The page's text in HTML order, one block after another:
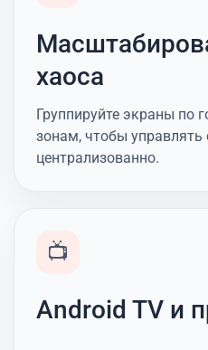
хаоса
Группируйте экраны по
зонам, чтобы управлять
централизованно.
📺
Android TV и